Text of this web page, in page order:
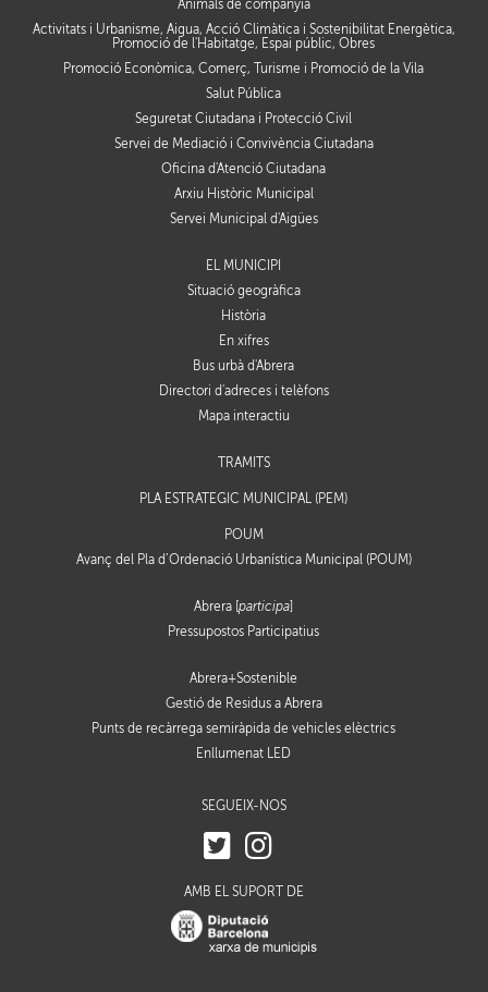
Animals de companyia
Activitats i Urbanisme, Aigua, Acció Climàtica i Sostenibilitat Energètica,
Promoció de l'Habitatge, Espai públic, Obres
Promoció Econòmica, Comerç, Turisme i Promoció de la Vila
Salut Pública
Seguretat Ciutadana i Protecció Civil
Servei de Mediació i Convivència Ciutadana
Oficina d'Atenció Ciutadana
Arxiu Històric Municipal
Servei Municipal d'Aigües
EL MUNICIPI
Situació geogràfica
Història
En xifres
Bus urbà d'Abrera
Directori d'adreces i telèfons
Mapa interactiu
TRÀMITS
PLA ESTRATÈGIC MUNICIPAL (PEM)
POUM
Avanç del Pla d’Ordenació Urbanística Municipal (POUM)
Abrera [participa]
Pressupostos Participatius
Abrera+Sostenible
Gestió de Residus a Abrera
Punts de recàrrega semiràpida de vehicles elèctrics
Enllumenat LED
SEGUEIX-NOS
AMB EL SUPORT DE